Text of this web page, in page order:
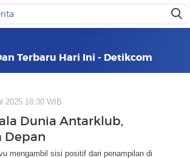
Terbaru Hari Ini - Detikcom
2025 18:30 WIB
Dunia Antarklub,
Depan
mengambil sisi positif dari penampilan di